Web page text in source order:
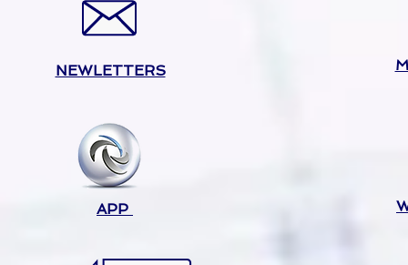
NEWLETTERS
APP